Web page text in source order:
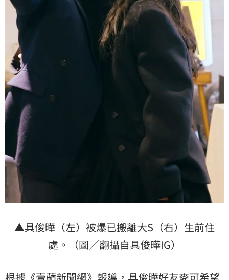
▲具俊曄（左）被爆已搬離大S（右）生前住
處。（圖／翻攝自具俊曄IG）